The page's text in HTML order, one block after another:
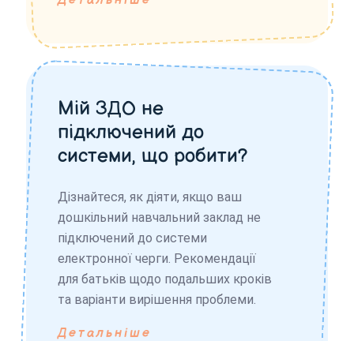
Мій ЗДО не
підключений до
системи, що робити?
Дізнайтеся, як діяти, якщо ваш
дошкільний навчальний заклад не
підключений до системи
електронної черги. Рекомендації
для батьків щодо подальших кроків
та варіанти вирішення проблеми.
Детальніше